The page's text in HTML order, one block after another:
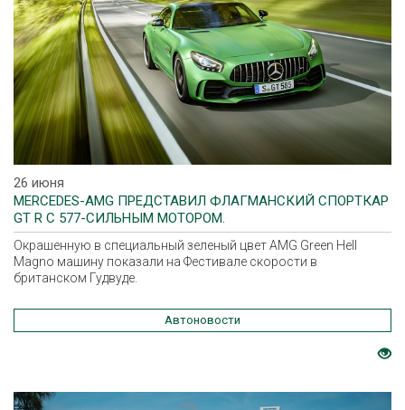
26 июня
MERCEDES-AMG ПРЕДСТАВИЛ ФЛАГМАНСКИЙ СПОРТКАР
GT R C 577-СИЛЬНЫМ МОТОРОМ.
Окрашенную в специальный зеленый цвет AMG Green Hell
Magno машину показали на Фестивале скорости в
британском Гудвуде.
Автоновости